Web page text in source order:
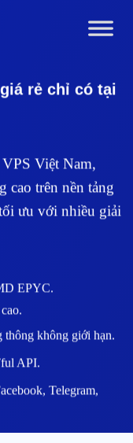
rẻ chỉ có tại
Việt Nam,
cao trên nền tảng
ưu với nhiều giải
EPYC.
thông không giới hạn.
API.
Telegram,